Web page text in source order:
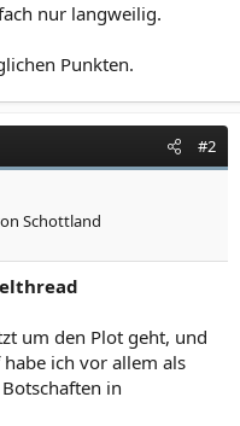
nur langweilig.
Punkten.
#2
Schottland
um den Plot geht, und
ich vor allem als
in